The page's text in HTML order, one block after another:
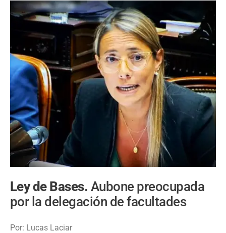
Ley de Bases. Aubone preocupada
por la delegación de facultades
Por: Lucas Laciar